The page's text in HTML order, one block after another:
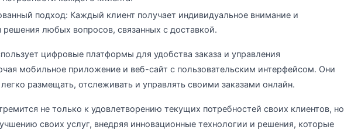
подход: Каждый клиент получает индивидуальное внимание и
любых вопросов, связанных с доставкой.
цифровые платформы для удобства заказа и управления
мобильное приложение и веб-сайт с пользовательским интерфейсом. Они
размещать, отслеживать и управлять своими заказами онлайн.
не только к удовлетворению текущих потребностей своих клиентов, но
своих услуг, внедряя инновационные технологии и решения, которые